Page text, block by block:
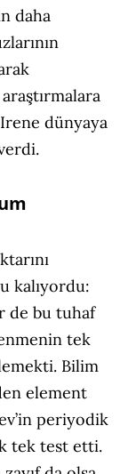
daha
Irene dünyaya
kalıyordu:
de bu tuhaf
tek
Bilim
element
periyodik
tek test etti.